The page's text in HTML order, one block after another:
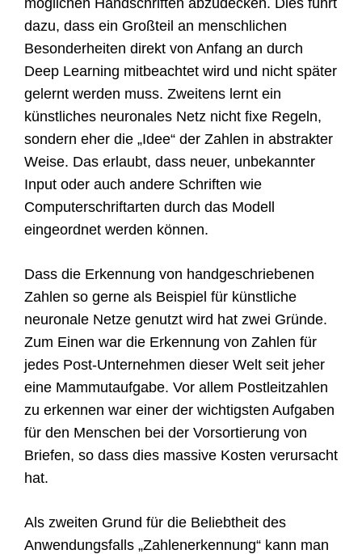
möglichen Handschriften abzudecken. Dies führt
dazu, dass ein Großteil an menschlichen
Besonderheiten direkt von Anfang an durch
Deep Learning mitbeachtet wird und nicht später
gelernt werden muss. Zweitens lernt ein
künstliches neuronales Netz nicht fixe Regeln,
sondern eher die „Idee“ der Zahlen in abstrakter
Weise. Das erlaubt, dass neuer, unbekannter
Input oder auch andere Schriften wie
Computerschriftarten durch das Modell
eingeordnet werden können.
Dass die Erkennung von handgeschriebenen
Zahlen so gerne als Beispiel für künstliche
neuronale Netze genutzt wird hat zwei Gründe.
Zum Einen war die Erkennung von Zahlen für
jedes Post-Unternehmen dieser Welt seit jeher
eine Mammutaufgabe. Vor allem Postleitzahlen
zu erkennen war einer der wichtigsten Aufgaben
für den Menschen bei der Vorsortierung von
Briefen, so dass dies massive Kosten verursacht
hat.
Als zweiten Grund für die Beliebtheit des
Anwendungsfalls „Zahlenerkennung“ kann man